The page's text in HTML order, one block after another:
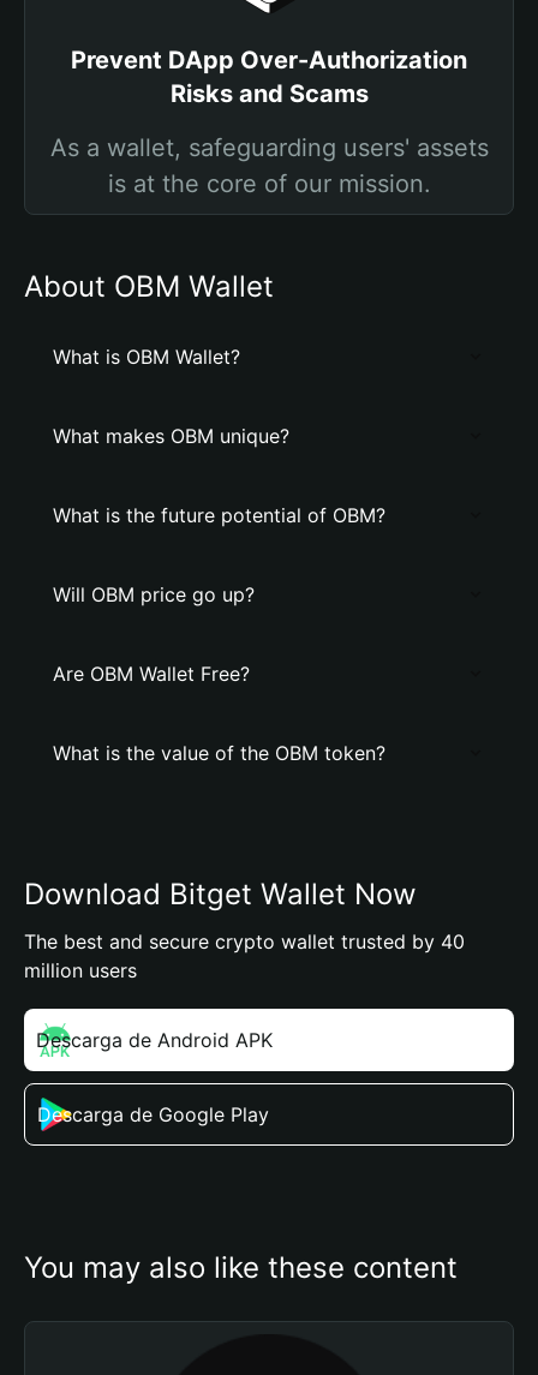
Prevent DApp Over-Authorization
Risks and Scams
As a wallet, safeguarding users' assets
is at the core of our mission.
About OBM Wallet
What is OBM Wallet?
What makes OBM unique?
What is the future potential of OBM?
Will OBM price go up?
Are OBM Wallet Free?
What is the value of the OBM token?
Download Bitget Wallet Now
The best and secure crypto wallet trusted by 40
million users
Descarga de Android APK
Descarga de Google Play
You may also like these content